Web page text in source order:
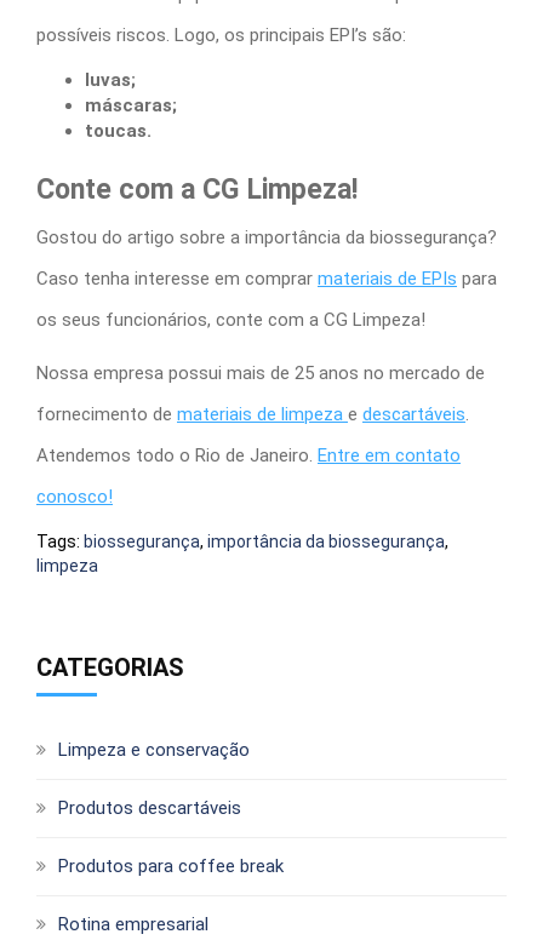
possíveis riscos. Logo, os principais EPI’s são:
luvas;
máscaras;
toucas.
Conte com a CG Limpeza!
Gostou do artigo sobre a importância da biossegurança?
Caso tenha interesse em comprar materiais de EPIs para
os seus funcionários, conte com a CG Limpeza!
Nossa empresa possui mais de 25 anos no mercado de
fornecimento de materiais de limpeza e descartáveis.
Atendemos todo o Rio de Janeiro. Entre em contato
conosco!
Tags: biossegurança, importância da biossegurança,
limpeza
CATEGORIAS
Limpeza e conservação
Produtos descartáveis
Produtos para coffee break
Rotina empresarial